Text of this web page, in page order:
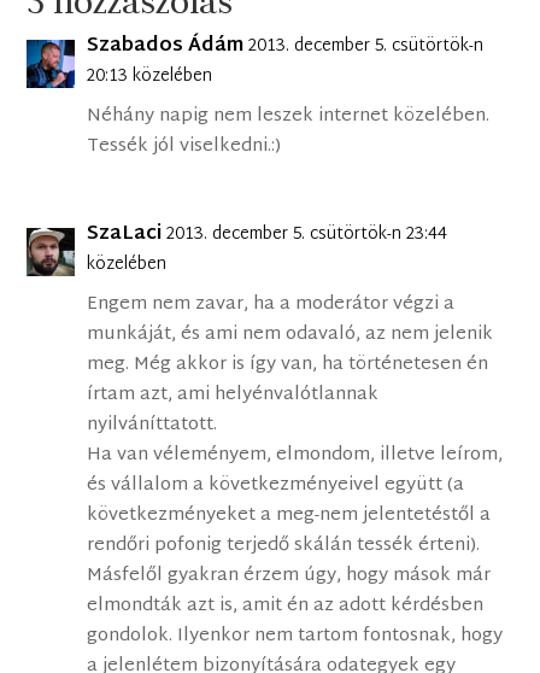
Szabados Ádám2013. december 5. csütörtök-n
20:13 közelében
Néhány napig nem leszek internet közelében.
Tessék jól viselkedni.:)
SzaLaci2013. december 5. csütörtök-n 23:44
közelében
Engem nem zavar, ha a moderátor végzi a
munkáját, és ami nem odavaló, az nem jelenik
meg. Még akkor is így van, ha történetesen én
írtam azt, ami helyénvalótlannak
nyilváníttatott.
Ha van véleményem, elmondom, illetve leírom,
és vállalom a következményeivel együtt (a
következményeket a meg-nem jelentetéstől a
rendőri pofonig terjedő skálán tessék érteni).
Másfelől gyakran érzem úgy, hogy mások már
elmondták azt is, amit én az adott kérdésben
gondolok. Ilyenkor nem tartom fontosnak, hogy